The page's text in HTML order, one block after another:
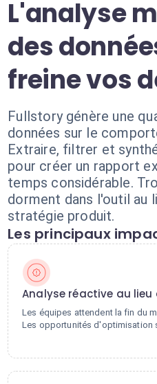
L'analyse
des
freine vos
Fullstory génère une
données sur le
Extraire, filtrer et
pour créer un rapport
temps considérable.
dorment dans l'outil au
stratégie produit.
Les principaux
Analyse réactive au
Les équipes attendent la fin du
Les opportunités d'optimisation